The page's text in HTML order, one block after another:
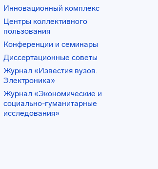
Инновационный комплекс
Центры коллективного
пользования
Конференции и семинары
Диссертационные советы
Журнал «Известия вузов.
Электроника»
Журнал «Экономические и
социально-гуманитарные
исследования»